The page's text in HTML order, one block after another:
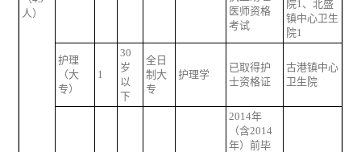
人）
医师资格
考试
院1、北盛
镇中心卫生
院1
护理
（大
专）
1
30
岁
以
下
全日
制大
专
护理学
已取得护
士资格证
古港镇中心
卫生院
2014年
（含2014
年）前毕